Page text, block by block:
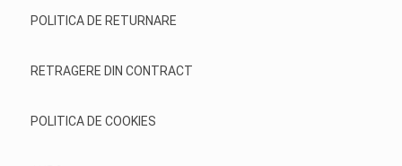
POLITICA DE RETURNARE
RETRAGERE DIN CONTRACT
POLITICA DE COOKIES